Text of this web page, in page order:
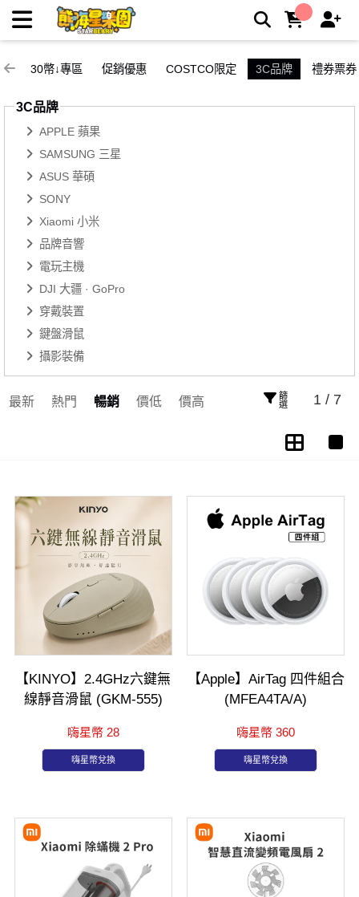
3C品牌 | 熊嗨星親子樂園夾娃娃機店
30幣↓專區 促銷優惠 COSTCO限定 3C品牌 禮券票券
3C品牌
APPLE 蘋果
SAMSUNG 三星
ASUS 華碩
SONY
Xiaomi 小米
品牌音響
電玩主機
DJI 大疆 · GoPro
穿戴裝置
鍵盤滑鼠
攝影裝備
最新 熱門 暢銷 價低 價高 篩選 1 / 7
【KINYO】2.4GHz六鍵無
線靜音滑鼠 (GKM-555)
嗨星幣 28
嗨星幣兌換
【Apple】AirTag 四件組合
(MFEA4TA/A)
嗨星幣 360
嗨星幣兌換